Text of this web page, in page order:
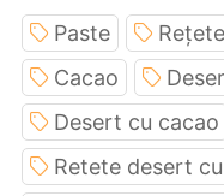
Paste
Cacao
Desert cu cacao
Retete desert